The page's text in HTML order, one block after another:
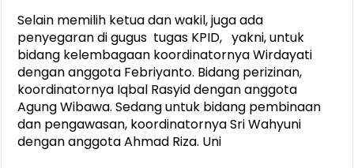
Selain memilih ketua dan wakil, juga ada
penyegaran di gugus tugas KPID, yakni, untuk
bidang kelembagaan koordinatornya Wirdayati
dengan anggota Febriyanto. Bidang perizinan,
koordinatornya Iqbal Rasyid dengan anggota
Agung Wibawa. Sedang untuk bidang pembinaan
dan pengawasan, koordinatornya Sri Wahyuni
dengan anggota Ahmad Riza. Uni